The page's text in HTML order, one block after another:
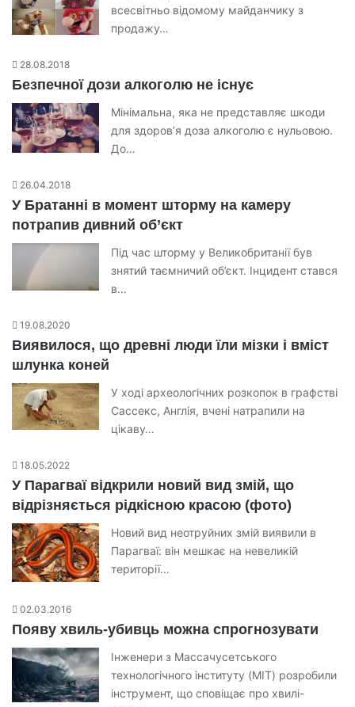
всесвітньо відомому майданчику з
продажу…
28.08.2018
Безпечної дози алкоголю не існує
Мінімальна, яка не представляє шкоди
для здоров’я доза алкоголю є нульовою.
До…
26.04.2018
У Братанні в момент шторму на камеру
потрапив дивний об’єкт
Під час шторму у Великобританії був
знятий таємничий об’єкт. Інцидент стався
в…
19.08.2020
Виявилося, що древні люди їли мізки і вміст
шлунка коней
У ході археологічних розкопок в графстві
Сассекс, Англія, вчені натрапили на
цікаву…
18.05.2022
У Парагваї відкрили новий вид змій, що
відрізняється рідкісною красою (фото)
Новий вид неотруйних змій виявили в
Парагваї: він мешкає на невеликій
території…
02.03.2016
Появу хвиль-убивць можна спрогнозувати
Інженери з Массачусетського
технологічного інституту (MIT) розробили
інструмент, що сповіщає про хвилі-